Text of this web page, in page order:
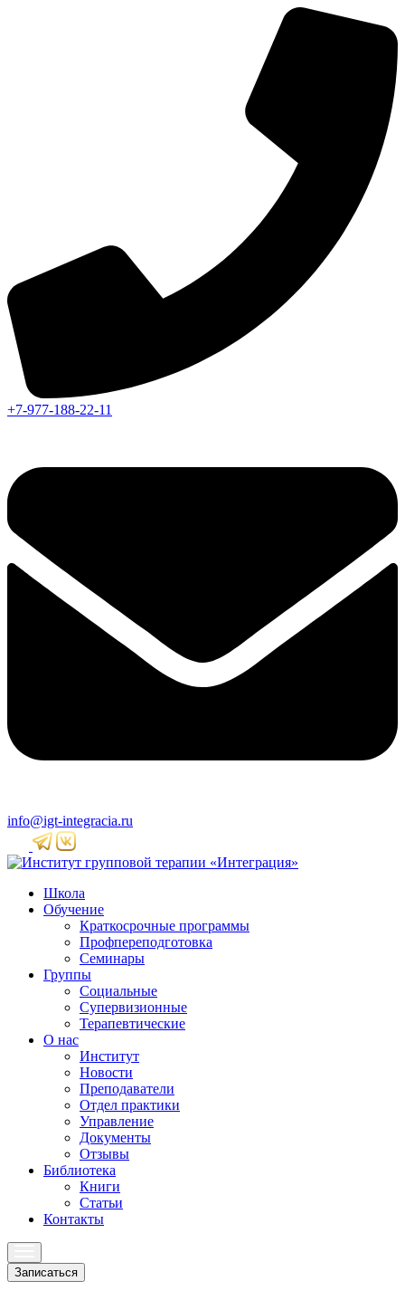
+7-977-188-22-11
info@igt-integracia.ru
Школа
Обучение
Краткосрочные программы
Профпереподготовка
Семинары
Группы
Социальные
Супервизионные
Терапевтические
О нас
Институт
Новости
Преподаватели
Отдел практики
Управление
Документы
Отзывы
Библиотека
Книги
Статьи
Контакты
Записаться